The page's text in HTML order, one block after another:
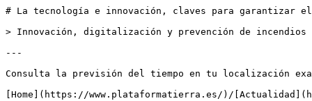
# La tecnología e innovación, claves para garantizar el futuro de la ganadería extensiva de rumiantes, según los expertos reunidos por Cajamar

> Innovación, digitalización y prevención de incendios centran el debate entre los principales agentes del sector

---

Consulta la previsión del tiempo en tu localización exactaSuscríbete a nuestra Newsletter semanal

[Home](https://www.plataformatierra.es/)/[Actualidad](https://www.plataformatierra.es/actualidad)

24 February 2026

8 min

# La tecnología e innovación, claves para garantizar el futuro de la ganadería extensiva de rumiantes, según los expertos reunidos por Cajamar

Innovación, digitalización y prevención de incendios centran el debate entre los principales agentes del sector

Producción Animal

Transformación Digital

![Jornada tecnologías en la producción de rumiantes de carne](https://static.plataformatierra.es/strapi-uploads/assets/web_jornada_rumiantes_caceres_e5996f586a.jpg)

Guardar

Compartir

---

**La Fundación Grupo Cajamar ha celebrado este martes, 24 de febrero de 2026, en la Facultad de Veterinaria de la Universidad de Extremadura (Cáceres), la jornada “Tecnologías en la producción de rumiantes de carne”, un evento, cofinanciado por la línea de ayudas del programa P.II.A Eventos divulgativos del sector agroalimentaria en el marco del Plan Estratégico de la Política Agrícola Común, que ha reunido a especialistas, representantes de empresas y agentes del sector con el objetivo de analizar los retos y oportunidades del presente y futuro de la producción cárnica en España, en el que han apuntado a la tecnología y la innovación como aspectos fundamentales para garantizar su futuro.**

El acto inaugural ha contado con la participación de **Juan Enrique Pérez**, decano de la Facultad de Veterinaria de la Universidad de Extremadura; **Antonio Holguín**, presidente de EA GROUP en representación de Cooperativas Agroalimentarias de Extremadura, y **Manuel Laínez**, director de la Fundación Grupo Cajamar. Todos ellos han subrayado la importancia del sector de la producción de carne de rumiantes tanto a nivel nacional como en la comunidad extremeña, por su peso en la economía y su papel fundamental en el sostenimiento de la actividad rural, así como en la preservación de los ecosistemas donde se desarrolla la cría extensiva de vacas, ovejas y cabras. Además, han hecho hincapié en la importancia de la dehesa y en el valor de las nuevas tecnologías como herramientas para mejorar la calidad de vida de los ganaderos y contribuir a la incorporación y retención de jóvenes en el sector.

El sector de los rumiantes de carne en España representa el 10,4 % de la producción final agraria, y casi dos tercios de este valor corresponden al vacuno de carne. En Extremadura, la producción de carne alcanza el 20 % del valor de la agricultura regional, de la cual un 60 % procede del vacuno y el 40 % del ovino y caprino. España cuenta con 114.000 granjas de vacuno—la mayoría de las vacas nodrizas—y alrededor de 180.000 explotaciones de pequeños rumiantes, especialmente ovino. De estas, unas 25.000 se ubican en Extremadura.

El modelo productivo predominante en estos subsectores se basa en el mantenimiento de los reproductores en condiciones extensivas, aprovechando el pasto. Las crías permanecen con sus progenitores durante los primeros meses de vida, y finalizan su proceso productivo en granjas especializadas en engorde. En todo el país, pero especialmente en Extremadura, la ganadería de vacuno, ovino y caprino de carne es clave para la conservación de la dehesa como sistema agrosilvopastoral, contribuyendo a la conservación de la biodiversidad y a la prevención de incendios mediante el pastoreo extensivo. Además, estas especies constituyen un